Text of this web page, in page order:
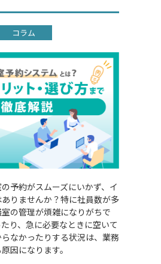
コラム
予約がスムーズにいかず、イ
りませんか？特に社員数が多
の管理が煩雑になりがちで
り、急に必要なときに空いて
なかったりする状況は、業務
因になります。